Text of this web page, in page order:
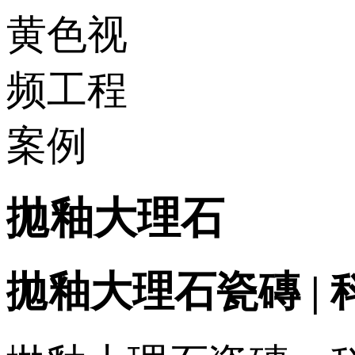
拋釉大理石
拋釉大理石瓷磚 |